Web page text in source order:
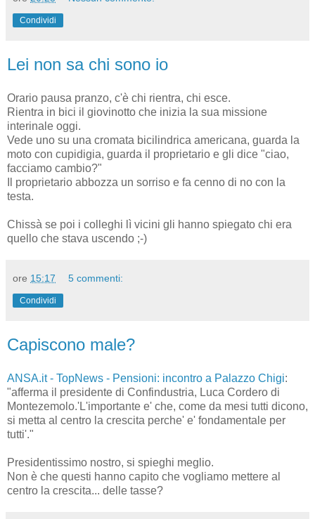
Condividi
Lei non sa chi sono io
Orario pausa pranzo, c'è chi rientra, chi esce.
Rientra in bici il giovinotto che inizia la sua missione
interinale oggi.
Vede uno su una cromata bicilindrica americana, guarda la
moto con cupidigia, guarda il proprietario e gli dice "ciao,
facciamo cambio?"
Il proprietario abbozza un sorriso e fa cenno di no con la
testa.
Chissà se poi i colleghi lì vicini gli hanno spiegato chi era
quello che stava uscendo ;-)
ore 15:17 5 commenti:
Condividi
Capiscono male?
ANSA.it - TopNews - Pensioni: incontro a Palazzo Chigi:
"afferma il presidente di Confindustria, Luca Cordero di
Montezemolo.'L'importante e' che, come da mesi tutti dicono,
si metta al centro la crescita perche' e' fondamentale per
tutti'."
Presidentissimo nostro, si spieghi meglio.
Non è che questi hanno capito che vogliamo mettere al
centro la crescita... delle tasse?